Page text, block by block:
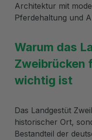
Architektur mit
Pferdehaltung und
Warum das
Zweibrücken
wichtig ist
Das Landgestüt
historischer Ort,
Bestandteil der